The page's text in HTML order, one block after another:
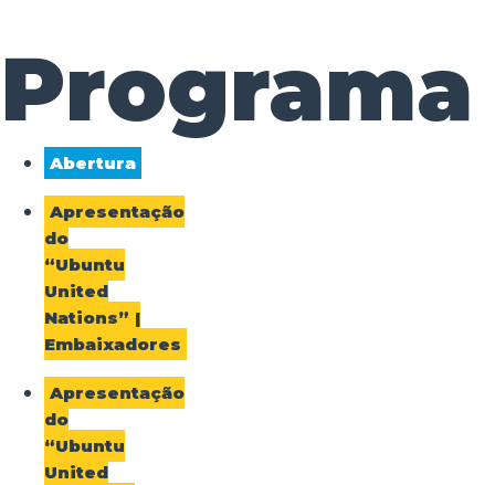
Programa
Abertura
Apresentação
do
“Ubuntu
United
Nations” |
Embaixadores
Apresentação
do
“Ubuntu
United